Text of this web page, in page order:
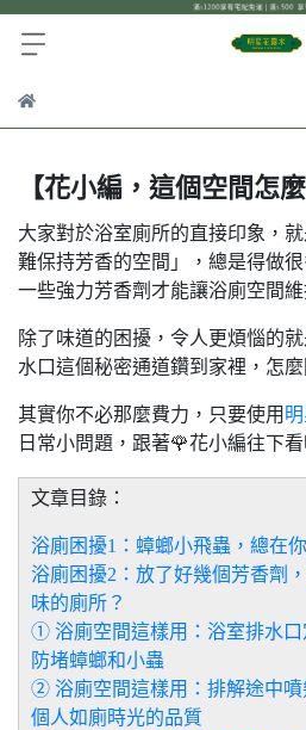
【花小編，這個空間怎
大家對於浴室廁所的直接印象，
難保持芳香的空間」，總是得做
一些強力芳香劑才能讓浴廁空間
除了味道的困擾，令人更煩惱的
水口這個秘密通道鑽到家裡，怎麼
其實你不必那麼費力，只要使用
日常小問題，跟著🌹花小編往下看
文章目錄：
浴廁困擾1：蟑螂小飛蟲，總在
浴廁困擾2：放了好幾個芳香劑
味的廁所？
① 浴廁空間這樣用：浴室排水口
防堵蟑螂和小蟲
② 浴廁空間這樣用：排解途中
個人如廁時光的品質